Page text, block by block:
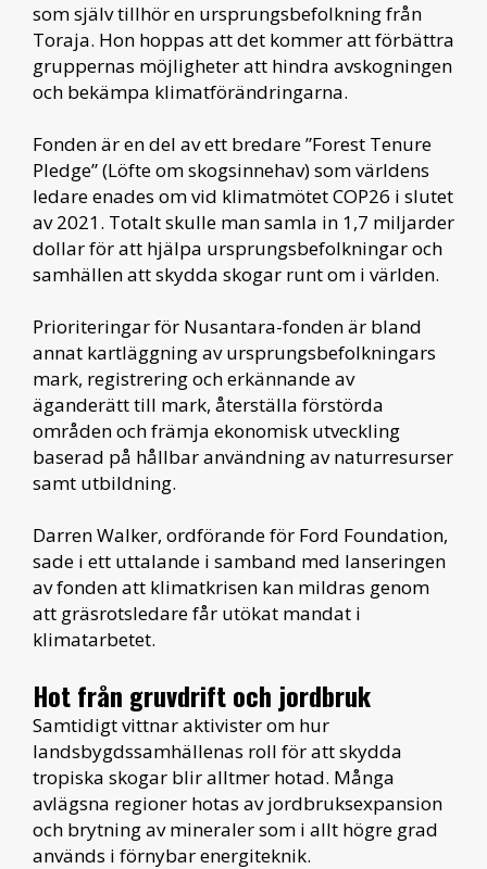
som själv tillhör en ursprungsbefolkning från
Toraja. Hon hoppas att det kommer att förbättra
gruppernas möjligheter att hindra avskogningen
och bekämpa klimatförändringarna.
Fonden är en del av ett bredare ”Forest Tenure
Pledge” (Löfte om skogsinnehav) som världens
ledare enades om vid klimatmötet COP26 i slutet
av 2021. Totalt skulle man samla in 1,7 miljarder
dollar för att hjälpa ursprungsbefolkningar och
samhällen att skydda skogar runt om i världen.
Prioriteringar för Nusantara-fonden är bland
annat kartläggning av ursprungsbefolkningars
mark, registrering och erkännande av
äganderätt till mark, återställa förstörda
områden och främja ekonomisk utveckling
baserad på hållbar användning av naturresurser
samt utbildning.
Darren Walker, ordförande för Ford Foundation,
sade i ett uttalande i samband med lanseringen
av fonden att klimatkrisen kan mildras genom
att gräsrotsledare får utökat mandat i
klimatarbetet.
Hot från gruvdrift och jordbruk
Samtidigt vittnar aktivister om hur
landsbygdssamhällenas roll för att skydda
tropiska skogar blir alltmer hotad. Många
avlägsna regioner hotas av jordbruksexpansion
och brytning av mineraler som i allt högre grad
används i förnybar energiteknik.